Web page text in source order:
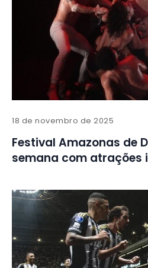
18 de novembro de 2025
Festival Amazonas de
semana com atrações